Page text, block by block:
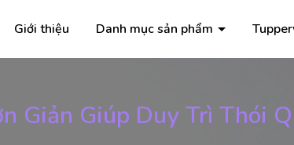
Giới thiệu Danh mục sản phẩm
Giản Giúp Duy Trì Thói